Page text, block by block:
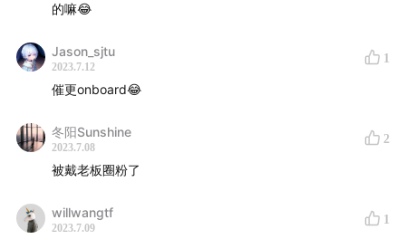
的嘛😂
Jason_sjtu
2023.7.12
1
催更onboard😂
冬阳Sunshine
2023.7.08
2
被戴老板圈粉了
willwangtf
2023.7.09
1